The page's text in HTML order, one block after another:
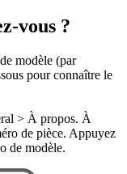
vous ?
modèle (par
pour connaître le
> À propos. À
de pièce. Appuyez
de modèle.